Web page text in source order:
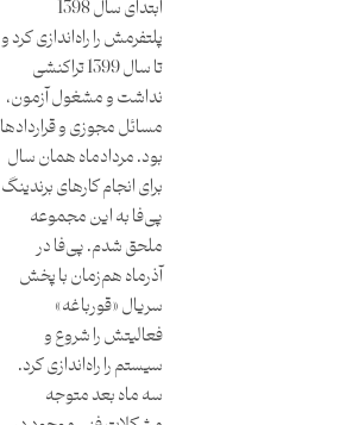
ابتدای سال 1398
پلتفرمش را راه‌اندازی کرد و
تا سال 1399 تراکنشی
نداشت و مشغول آزمون،
مسائل مجوزی و قراردادها
بود. مردادماه همان سال
برای انجام کارهای برندینگ
پی‌فا به این مجموعه
ملحق شدم. پی‌فا در
آذرماه هم‌زمان با پخش
سریال «قورباغه»
فعالیتش را شروع و
سیستم را راه‌اندازی کرد.
سه ‌ماه بعد متوجه